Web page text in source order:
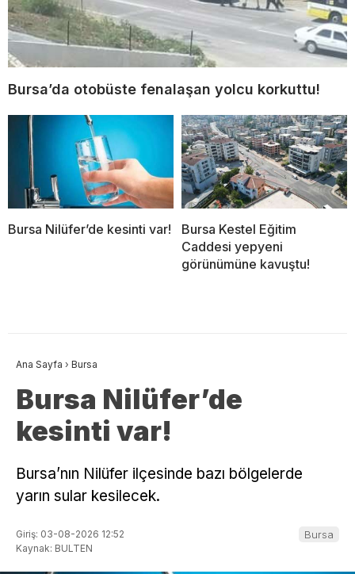
Bursa’da otobüste fenalaşan yolcu korkuttu!
Bursa Nilüfer’de kesinti var!
Bursa Kestel Eğitim
Caddesi yepyeni
görünümüne kavuştu!
Ana Sayfa › Bursa
Bursa Nilüfer’de
kesinti var!
Bursa’nın Nilüfer ilçesinde bazı bölgelerde
yarın sular kesilecek.
Giriş: 03-08-2026 12:52
Kaynak: BULTEN
Bursa